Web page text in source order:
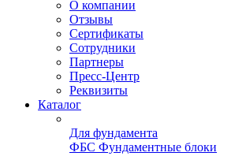
О компании
Отзывы
Сертификаты
Сотрудники
Партнеры
Пресс-Центр
Реквизиты
Каталог
Для фундамента
ФБС Фундаментные блоки